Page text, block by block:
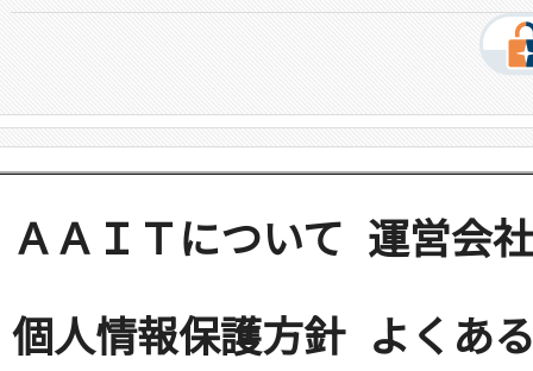
ＡＡＩＴについて 運営会社
個人情報保護方針 よくあ